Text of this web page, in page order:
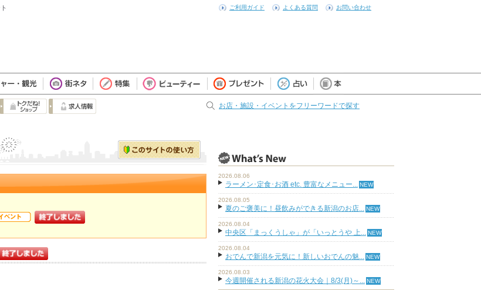
ご利用ガイド よくある質問 お問い合わせ
お店・施設・イベントをフリーワードで探す
2026.08.06
ラーメン･定食･お酒 etc. 豊富なメニュー...
2026.08.05
夏のご褒美に！昼飲みができる新潟のお店...
2026.08.04
中央区「まっくうしゃ」が「いっとうや 上...
2026.08.04
おでんで新潟を元気に！新しいおでんの魅...
2026.08.03
今週開催される新潟の花火大会｜8/3(月)～...